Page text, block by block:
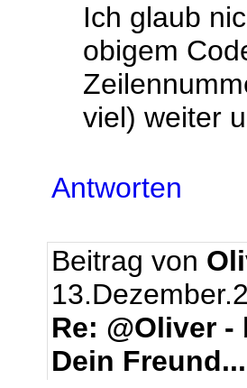
Ich glaub
obigem
viel) weiter
Antworten
Beitrag von
Re: @Oliver
Dein